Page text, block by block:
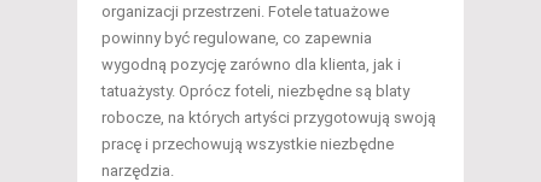
organizacji przestrzeni. Fotele tatuażowe
powinny być regulowane, co zapewnia
wygodną pozycję zarówno dla klienta, jak i
tatuażysty. Oprócz foteli, niezbędne są blaty
robocze, na których artyści przygotowują swoją
pracę i przechowują wszystkie niezbędne
narzędzia.